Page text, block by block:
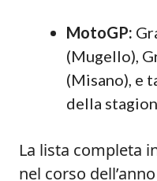
MotoGP:
(Mugello),
(Misano), e
della
La lista completa
nel corso